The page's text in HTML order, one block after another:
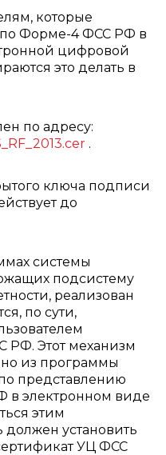
которые
по Форме-4 ФСС РФ в
цифровой
это делать в
по адресу:
.
ключа подписи
до
системы
подсистему
реализован
по сути,
Этот механизм
из программы
представлению
в электронном виде
этим
должен установить
УЦ ФСС